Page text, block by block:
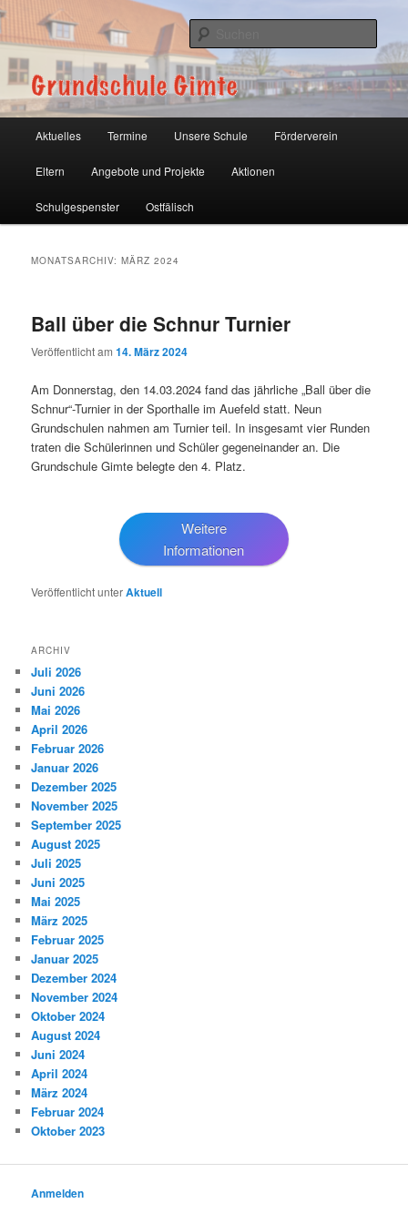
Zum
primären
Inhalt
springen
Zum
sekundären
Inhalt
springenGrundschule Gimte
Aktuelles Termine Unsere Schule Förderverein
Eltern Angebote und Projekte Aktionen
Schulgespenster Ostfälisch
MONATSARCHIV:MÄRZ 2024
Ball über die Schnur Turnier
Veröffentlicht am14. März 2024
Am Donnerstag, den 14.03.2024 fand das jährliche „Ball über die
Schnur“-Turnier in der Sporthalle im Auefeld statt. Neun
Grundschulen nahmen am Turnier teil. In insgesamt vier Runden
traten die Schülerinnen und Schüler gegeneinander an. Die
Grundschule Gimte belegte den 4. Platz.
Weitere
Informationen
Veröffentlicht unterAktuell
ARCHIV
Juli 2026
Juni 2026
Mai 2026
April 2026
Februar 2026
Januar 2026
Dezember 2025
November 2025
September 2025
August 2025
Juli 2025
Juni 2025
Mai 2025
März 2025
Februar 2025
Januar 2025
Dezember 2024
November 2024
Oktober 2024
August 2024
Juni 2024
April 2024
März 2024
Februar 2024
Oktober 2023
Anmelden